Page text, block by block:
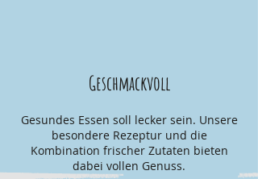
Geschmackvoll
Gesundes Essen soll lecker sein. Unsere
besondere Rezeptur und die
Kombination frischer Zutaten bieten
dabei vollen Genuss.